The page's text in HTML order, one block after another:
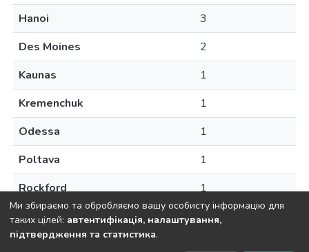
Hanoi
3
Des Moines
2
Kaunas
1
Kremenchuk
1
Odessa
1
Poltava
1
Rockford
1
Ми збираємо та обробляємо вашу особисту інформацію для
таких цілей: автентифікація, налаштування,
підтвердження та статистика.